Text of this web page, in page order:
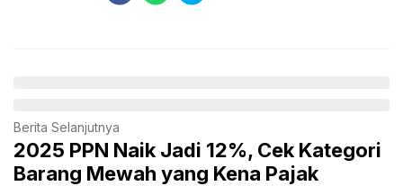
Berita Selanjutnya
2025 PPN Naik Jadi 12%, Cek Kategori
Barang Mewah yang Kena Pajak